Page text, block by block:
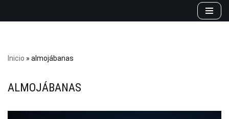
Inicio » almojábanas
ALMOJÁBANAS